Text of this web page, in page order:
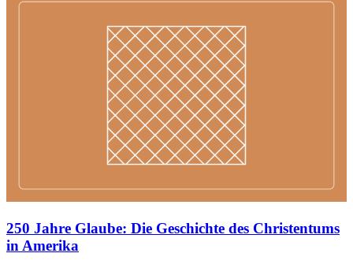
250 Jahre Glaube: Die Geschichte des Christentums
in Amerika